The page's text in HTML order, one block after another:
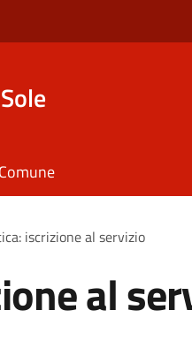
iscrizione al servizio
al